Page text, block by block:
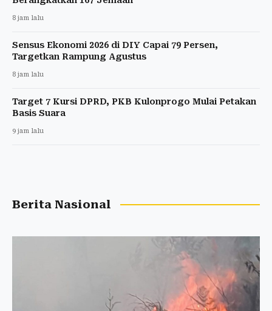
8 jam lalu
Sensus Ekonomi 2026 di DIY Capai 79 Persen,
Targetkan Rampung Agustus
8 jam lalu
Target 7 Kursi DPRD, PKB Kulonprogo Mulai Petakan
Basis Suara
9 jam lalu
Berita Nasional